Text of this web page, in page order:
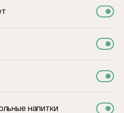
напитки